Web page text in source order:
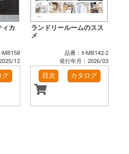
玄関ドア・引戸（7）
エクステリア（3）
洗面化粧室（6）
小型電気温水器（1）
太陽光発電・屋根・外壁（1）
ィカ
MB158
12
グ
ランドリールームのスス
メ
品番：ﾖ-MB142-2
発行年月：2026/03
目次 カタログ